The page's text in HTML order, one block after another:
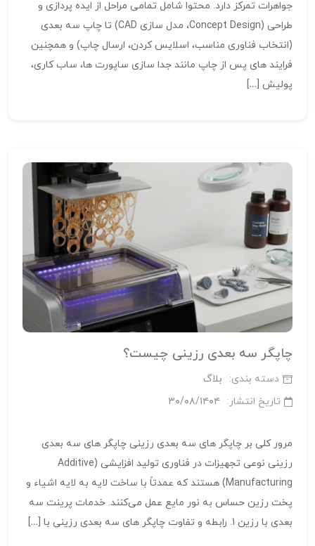
جواهرات تمرکز دارد. محتوا شامل تمامی مراحل از ایده‌ پردازی و
طراحی (Concept Design، مدل‌ سازی CAD) تا چاپ سه‌ بعدی
(انتخاب فناوری مناسب، اسلایس کردن، ارسال چاپ) و همچنین
فرایند های پس از چاپ مانند جدا سازی ساپورت‌ ها، ساب‌ کاری،
پولیش […]
چاپگر سه‌ بعدی رزینی چیست؟
دسته بندی:
بلاگ
تاریخ انتشار: ۳۰/۰۸/۱۴۰۴
مرور کلی بر چاپگر های سه‌ بعدی رزینی چاپگر های سه‌ بعدی
رزینی نوعی تجهیزات در فناوری تولید افزایشی (Additive
Manufacturing) هستند که عمدتاً با ساخت لایه به لایه اشیاء و
پخت رزین حساس به نور مایع عمل می‌کنند. خدمات پرینت سه
بعدی با رزین 1. رابطه و تفاوت چاپگر های سه‌ بعدی رزینی با […]